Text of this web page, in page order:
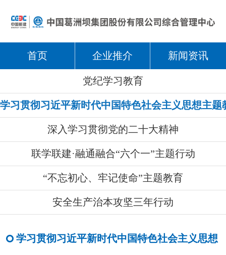
首页 企业推介 新闻资讯
党纪学习教育
学习贯彻习近平新时代中国特色社会主义思想主题
深入学习贯彻党的二十大精神
联学联建·融通融合“六个一”主题行动
“不忘初心、牢记使命”主题教育
安全生产治本攻坚三年行动
学习贯彻习近平新时代中国特色社会主义思想